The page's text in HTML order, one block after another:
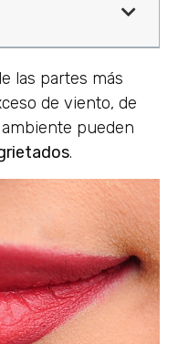
las partes más
de viento, de
pueden
.